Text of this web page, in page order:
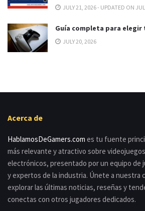
JULY 21, 2026 - UPDATED ON
Guía completa para
JULY 20, 2026
Acerca de
HablamosDeGamers.com es tu fuente
más relevante y atractivo sobre
electrónicos, presentado por un equipo de
y expertos de la industria. Únete a nuestra
explorar las últimas noticias, reseñas y
conectas con otros jugadores dedicados.